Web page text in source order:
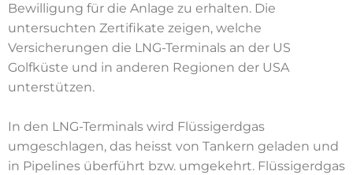
Bewilligung für die Anlage zu erhalten. Die
untersuchten Zertifikate zeigen, welche
Versicherungen die LNG-Terminals an der US
Golfküste und in anderen Regionen der USA
unterstützen.
In den LNG-Terminals wird Flüssigerdgas
umgeschlagen, das heisst von Tankern geladen und
in Pipelines überführt bzw. umgekehrt. Flüssigerdgas